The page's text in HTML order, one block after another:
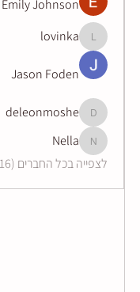
Emily Johnson
lovinka
lovinka
Jason Foden
deleonmoshe
deleonmoshe
Nella
Nella
לצפייה בכל החברים (16)